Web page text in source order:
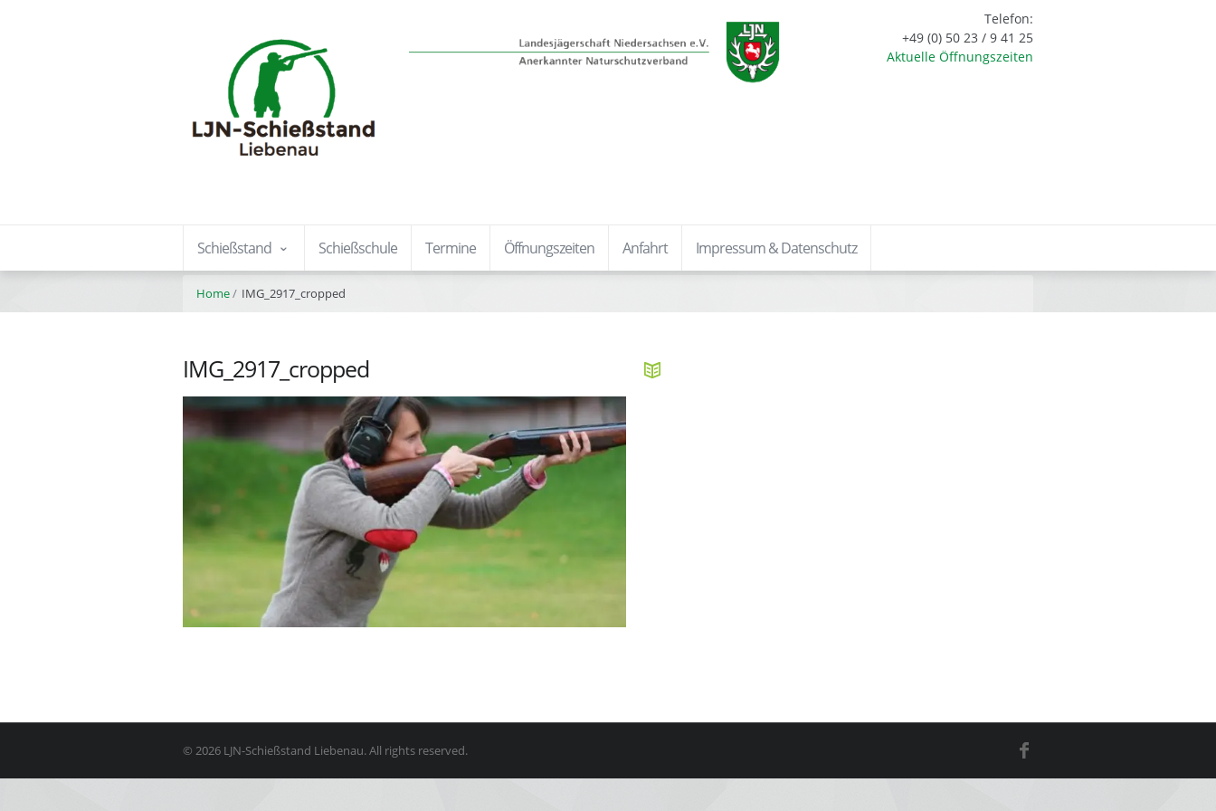
Telefon:
+49 (0) 50 23 / 9 41 25
Aktuelle Öffnungszeiten
Schießstand Schießschule Termine Öffnungszeiten Anfahrt Impressum & Datenschutz
Home IMG_2917_cropped
IMG_2917_cropped
© 2026 LJN-Schießstand Liebenau. All rights reserved.